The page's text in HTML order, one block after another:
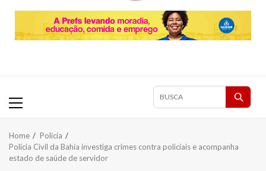
Primary
Pesquisar
Home
Policia
Polícia Civil da Bahia investiga crimes contra policiais e acompanha
estado de saúde de servidor